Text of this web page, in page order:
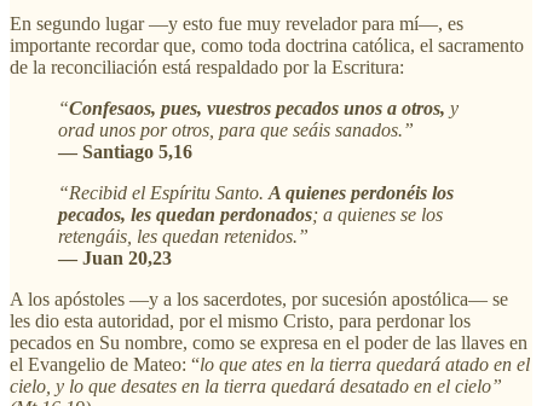
En segundo lugar —y esto fue muy revelador para mí—, es
importante recordar que, como toda doctrina católica, el sacramento
de la reconciliación está respaldado por la Escritura:
“Confesaos, pues, vuestros pecados unos a otros, y
orad unos por otros, para que seáis sanados.”
— Santiago 5,16
“Recibid el Espíritu Santo. A quienes perdonéis los
pecados, les quedan perdonados; a quienes se los
retengáis, les quedan retenidos.”
— Juan 20,23
A los apóstoles —y a los sacerdotes, por sucesión apostólica— se
les dio esta autoridad, por el mismo Cristo, para perdonar los
pecados en Su nombre, como se expresa en el poder de las llaves en
el Evangelio de Mateo: “lo que ates en la tierra quedará atado en el
cielo, y lo que desates en la tierra quedará desatado en el cielo”